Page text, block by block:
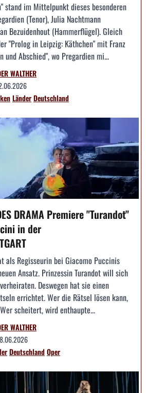
stand im Mittelpunkt dieses besonderen
(Tenor), Julia Nachtmann
Bezuidenhout (Hammerflügel). Gleich
"Prolog in Leipzig: Käthchen" mit Franz
und Abschied", wo Pregardien mi...
WALTHER
LänderDeutschland
DRAMA Premiere "Turandot"
in der
als Regisseurin bei Giacomo Puccinis
Ansatz. Prinzessin Turandot will sich
Deswegen hat sie einen
errichtet. Wer die Rätsel lösen kann,
scheitert, wird enthaupte...
WALTHER
DeutschlandOper